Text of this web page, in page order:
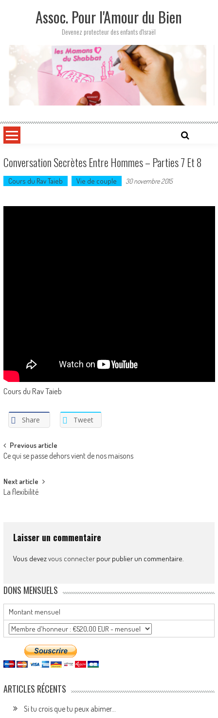
Assoc. Pour l'Amour du Bien
Devenez protecteur des enfants d'Israël
Conversation Secrètes Entre Hommes – Parties 7 Et 8
Cours du Rav Taieb Vie de couple 30 novembre 2015
Cours du Rav Taieb
Share Tweet
Post
navigation
Previous article
Ce qui se passe dehors vient de nos maisons
Next article
La flexibilité
Laisser un commentaire
Vous devezvous connecterpour publier un commentaire.
DONS MENSUELS
Montant mensuel
ARTICLES RÉCENTS
Si tu crois que tu peux abimer…